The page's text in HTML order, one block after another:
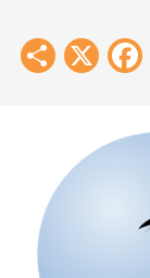
Share
X